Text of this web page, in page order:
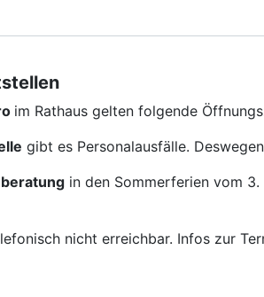
im Rathaus gelten folgende
gibt es Personalausfälle.
in den Sommerferien vom
nicht erreichbar. Infos zur